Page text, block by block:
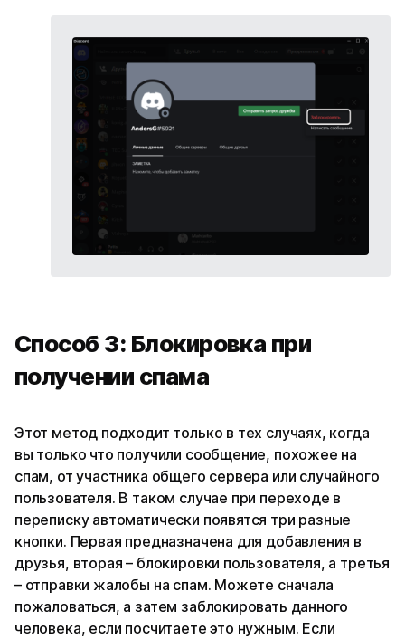
Способ 3: Блокировка при
получении спама
Этот метод подходит только в тех случаях, когда
вы только что получили сообщение, похожее на
спам, от участника общего сервера или случайного
пользователя. В таком случае при переходе в
переписку автоматически появятся три разные
кнопки. Первая предназначена для добавления в
друзья, вторая – блокировки пользователя, а третья
– отправки жалобы на спам. Можете сначала
пожаловаться, а затем заблокировать данного
человека, если посчитаете это нужным. Если